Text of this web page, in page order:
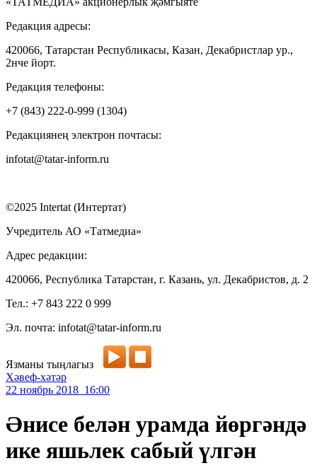
Редакция адресы:
420066, Татарстан Республикасы, Казан, Декабристлар ур.,
2нче йорт.
Редакция телефоны:
+7 (843) 222-0-999 (1304)
Редакциянең электрон почтасы:
infotat@tatar-inform.ru
©2025 Intertat (Интертат)
Учредитель АО «Татмедиа»
Адрес редакции:
420066, Республика Татарстан, г. Казань, ул. Декабристов, д. 2
Тел.: +7 843 222 0 999
Эл. почта: infotat@tatar-inform.ru
Язманы тыңлагыз
Хәвеф-хәтәр
22 ноябрь 2018 16:00
Әнисе белән урамда йөргәндә
ике яшьлек сабый үлгән